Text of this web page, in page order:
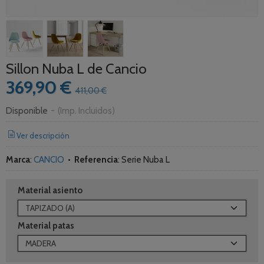
Sillon Nuba L de Cancio
369,90 € 411,00 €
Disponible - (Imp. Incluidos)
Ver descripción
Marca: CANCIO • Referencia: Serie Nuba L
Material asiento
Material patas